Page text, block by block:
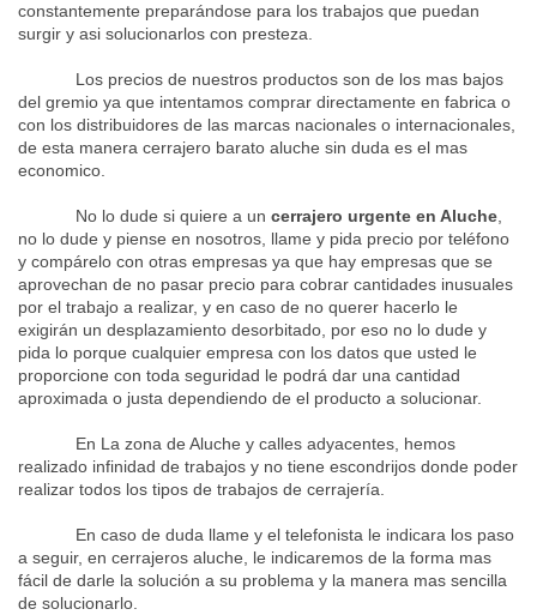
constantemente preparándose para los trabajos que puedan
surgir y asi solucionarlos con presteza.
Los precios de nuestros productos son de los mas bajos
del gremio ya que intentamos comprar directamente en fabrica o
con los distribuidores de las marcas nacionales o internacionales,
de esta manera cerrajero barato aluche sin duda es el mas
economico.
No lo dude si quiere a un cerrajero urgente en Aluche,
no lo dude y piense en nosotros, llame y pida precio por teléfono
y compárelo con otras empresas ya que hay empresas que se
aprovechan de no pasar precio para cobrar cantidades inusuales
por el trabajo a realizar, y en caso de no querer hacerlo le
exigirán un desplazamiento desorbitado, por eso no lo dude y
pida lo porque cualquier empresa con los datos que usted le
proporcione con toda seguridad le podrá dar una cantidad
aproximada o justa dependiendo de el producto a solucionar.
En La zona de Aluche y calles adyacentes, hemos
realizado infinidad de trabajos y no tiene escondrijos donde poder
realizar todos los tipos de trabajos de cerrajería.
En caso de duda llame y el telefonista le indicara los paso
a seguir, en cerrajeros aluche, le indicaremos de la forma mas
fácil de darle la solución a su problema y la manera mas sencilla
de solucionarlo.